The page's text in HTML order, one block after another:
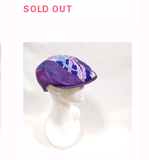
SOLD OUT